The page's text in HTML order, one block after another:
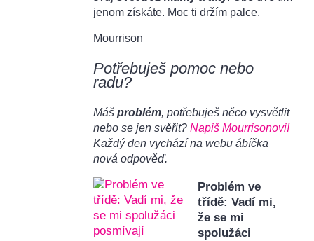
jenom získáte. Moc ti držím palce.
Mourrison
Potřebuješ pomoc nebo
radu?
Máš problém, potřebuješ něco vysvětlit
nebo se jen svěřit? Napiš Mourrisonovi!
Každý den vychází na webu ábíčka
nová odpověď.
Problém ve
třídě: Vadí mi,
že se mi
spolužáci